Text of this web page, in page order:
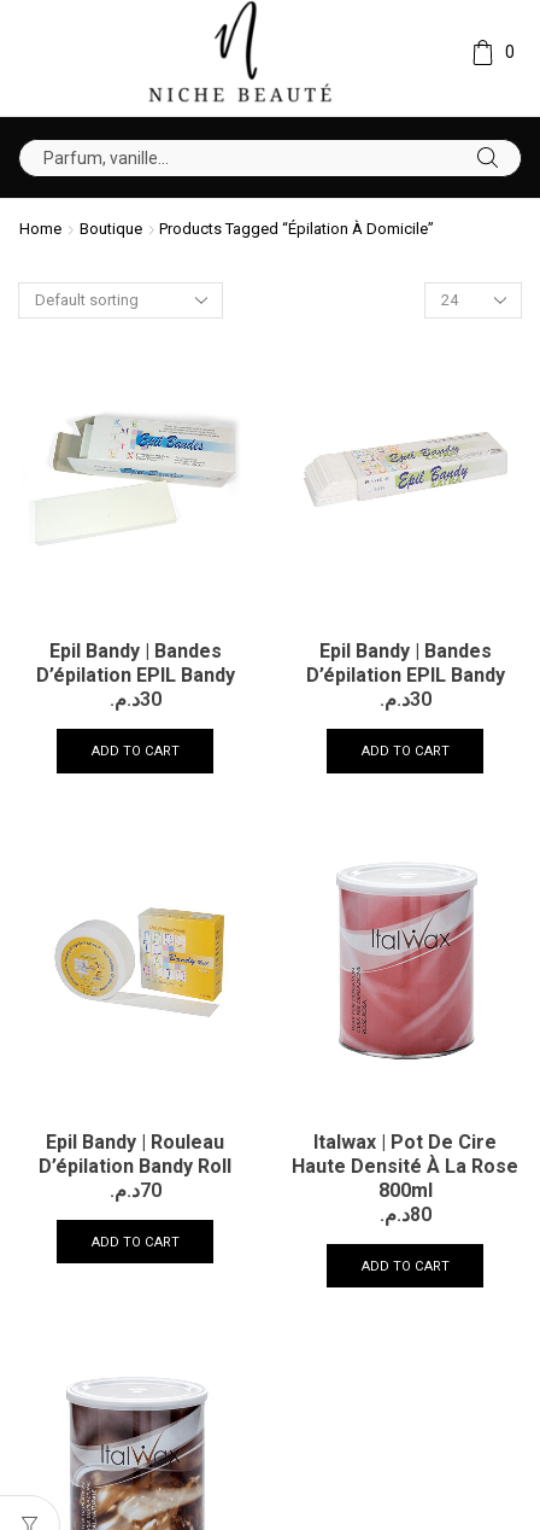
0
Home Boutique Products Tagged “Épilation À Domicile”
Epil Bandy | Bandes
D’épilation EPIL Bandy
30د.م.
ADD TO CART
Epil Bandy | Bandes
D’épilation EPIL Bandy
30د.م.
ADD TO CART
Epil Bandy | Rouleau
D’épilation Bandy Roll
70د.م.
ADD TO CART
Italwax | Pot De Cire
Haute Densité À La Rose
800ml
80د.م.
ADD TO CART